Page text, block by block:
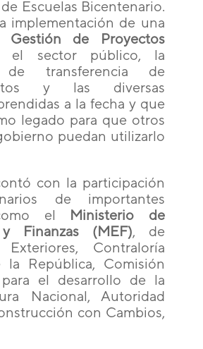
Escuelas Bicentenario.
implementación de una
Gestión de Proyectos
el sector público, la
de transferencia de
y las diversas
a la fecha y que
legado para que otros
puedan utilizarlo
con la participación
de importantes
el Ministerio de
Finanzas (MEF), de
Exteriores, Contraloría
la República, Comisión
el desarrollo de la
Nacional, Autoridad
con Cambios,